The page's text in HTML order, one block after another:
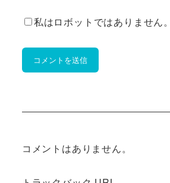
私はロボットではありません。
コメントはありません。